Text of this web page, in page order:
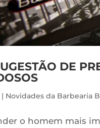
DE
| Novidades da Barbearia
o homem mais